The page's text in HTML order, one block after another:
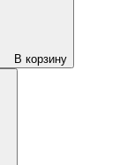
В корзину